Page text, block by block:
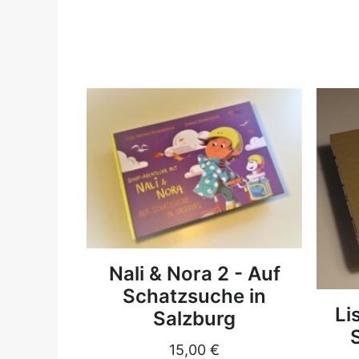
DETAILS
Nali & Nora 2 - Auf
Schatzsuche in
Salzburg
15,00 €